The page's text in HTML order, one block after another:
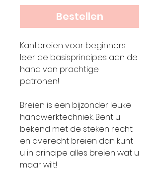
Bestellen
Kantbreien voor beginners:
leer de basisprincipes aan de
hand van prachtige
patronen!
Breien is een bijzonder leuke
handwerktechniek. Bent u
bekend met de steken recht
en averecht breien dan kunt
u in principe alles breien wat u
maar wilt!